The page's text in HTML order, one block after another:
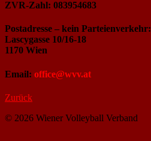
ZVR-Zahl: 083954683
Postadresse – kein Parteienverkehr:
Lascygasse 10/16-18
1170 Wien
Email: office@wvv.at
Zurück
© 2026 Wiener Volleyball Verband